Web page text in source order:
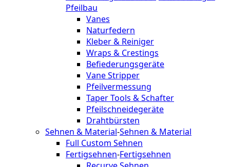
Pfeilbau
Vanes
Naturfedern
Kleber & Reiniger
Wraps & Crestings
Befiederungsgeräte
Vane Stripper
Pfeilvermessung
Taper Tools & Schafter
Pfeilschneidegeräte
Drahtbürsten
Sehnen & Material-Sehnen & Material
Full Custom Sehnen
Fertigsehnen-Fertigsehnen